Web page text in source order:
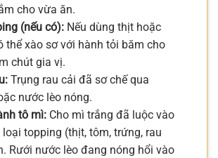
cho vừa ăn.
(nếu có): Nếu dùng thịt hoặc
thể xào sơ với hành tỏi băm cho
chút gia vị.
Trụng rau cải đã sơ chế qua
nước lèo nóng.
tô mì: Cho mì trắng đã luộc vào
loại topping (thịt, tôm, trứng, rau
Rưới nước lèo đang nóng hổi vào